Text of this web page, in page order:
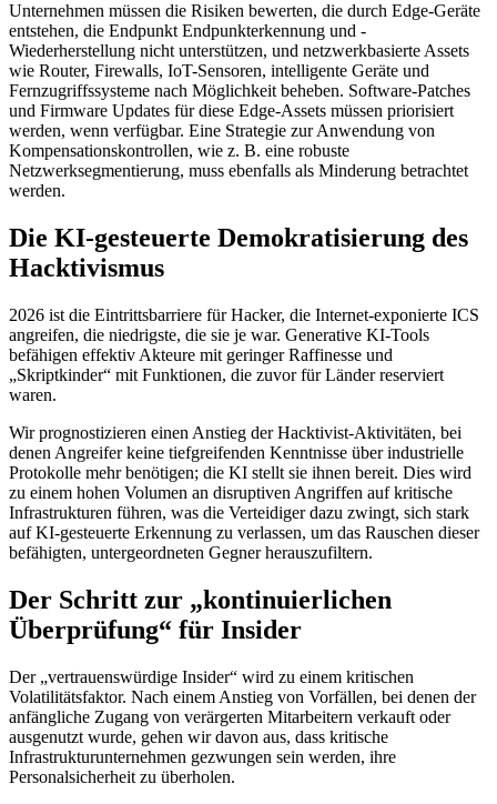
Unternehmen müssen die Risiken bewerten, die durch Edge-Geräte
entstehen, die Endpunkt Endpunkterkennung und -
Wiederherstellung nicht unterstützen, und netzwerkbasierte Assets
wie Router, Firewalls, IoT-Sensoren, intelligente Geräte und
Fernzugriffssysteme nach Möglichkeit beheben. Software-Patches
und Firmware Updates für diese Edge-Assets müssen priorisiert
werden, wenn verfügbar. Eine Strategie zur Anwendung von
Kompensationskontrollen, wie z. B. eine robuste
Netzwerksegmentierung, muss ebenfalls als Minderung betrachtet
werden.
Die KI-gesteuerte Demokratisierung des
Hacktivismus
2026 ist die Eintrittsbarriere für Hacker, die Internet-exponierte ICS
angreifen, die niedrigste, die sie je war. Generative KI-Tools
befähigen effektiv Akteure mit geringer Raffinesse und
„Skriptkinder“ mit Funktionen, die zuvor für Länder reserviert
waren.
Wir prognostizieren einen Anstieg der Hacktivist-Aktivitäten, bei
denen Angreifer keine tiefgreifenden Kenntnisse über industrielle
Protokolle mehr benötigen; die KI stellt sie ihnen bereit. Dies wird
zu einem hohen Volumen an disruptiven Angriffen auf kritische
Infrastrukturen führen, was die Verteidiger dazu zwingt, sich stark
auf KI-gesteuerte Erkennung zu verlassen, um das Rauschen dieser
befähigten, untergeordneten Gegner herauszufiltern.
Der Schritt zur „kontinuierlichen
Überprüfung“ für Insider
Der „vertrauenswürdige Insider“ wird zu einem kritischen
Volatilitätsfaktor. Nach einem Anstieg von Vorfällen, bei denen der
anfängliche Zugang von verärgerten Mitarbeitern verkauft oder
ausgenutzt wurde, gehen wir davon aus, dass kritische
Infrastrukturunternehmen gezwungen sein werden, ihre
Personalsicherheit zu überholen.